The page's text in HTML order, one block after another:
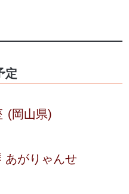
定
(岡山県)
あがりゃんせ